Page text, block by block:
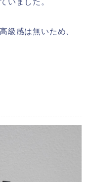
いました。
級感は無いため、